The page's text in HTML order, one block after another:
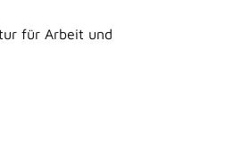
für Arbeit und